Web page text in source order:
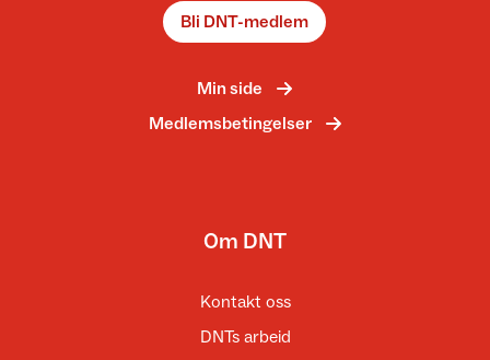
Bli DNT-medlem
Min side
Medlemsbetingelser
Om DNT
Kontakt oss
DNTs arbeid